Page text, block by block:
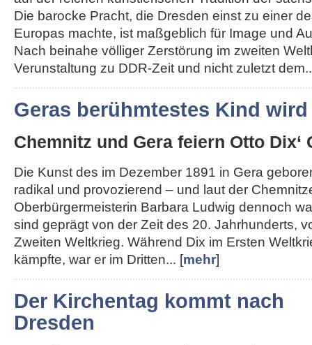
Die barocke Pracht, die Dresden einst zu einer
Europas machte, ist maßgeblich für Image und
Nach beinahe völliger Zerstörung im zweiten
Verunstaltung zu DDR-Zeit und nicht zuletzt
Geras berühmtestes Kind wird
Chemnitz und Gera feiern Otto Dix‘
Die Kunst des im Dezember 1891 in Gera
radikal und provozierend – und laut der
Oberbürgermeisterin Barbara Ludwig dennoch
sind geprägt von der Zeit des 20. Jahrhunderts,
Zweiten Weltkrieg. Während Dix im Ersten
kämpfte, war er im Dritten... [mehr]
Der Kirchentag kommt nach
Dresden